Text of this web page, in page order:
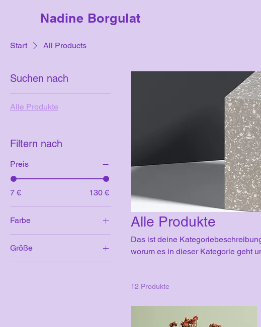
Nadine Borgulat
Start All Products
Suchen nach
Alle Produkte
Filtern nach
Preis
7 € 130 €
Farbe
Größe
250 ml
Alle Produkte
Das ist deine
worum es in dieser Kategorie geht
12 Produkte